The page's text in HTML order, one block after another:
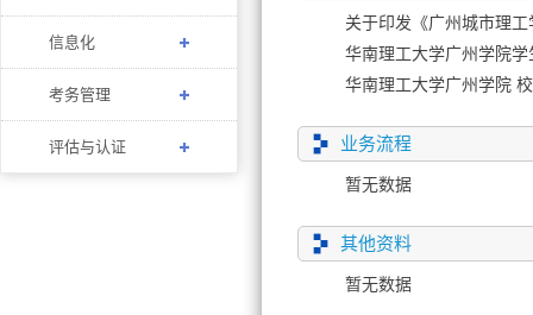
信息化
考务管理
评估与认证
关于印发《广州城市理
华南理工大学广州学院
业务流程
暂无数据
其他资料
暂无数据